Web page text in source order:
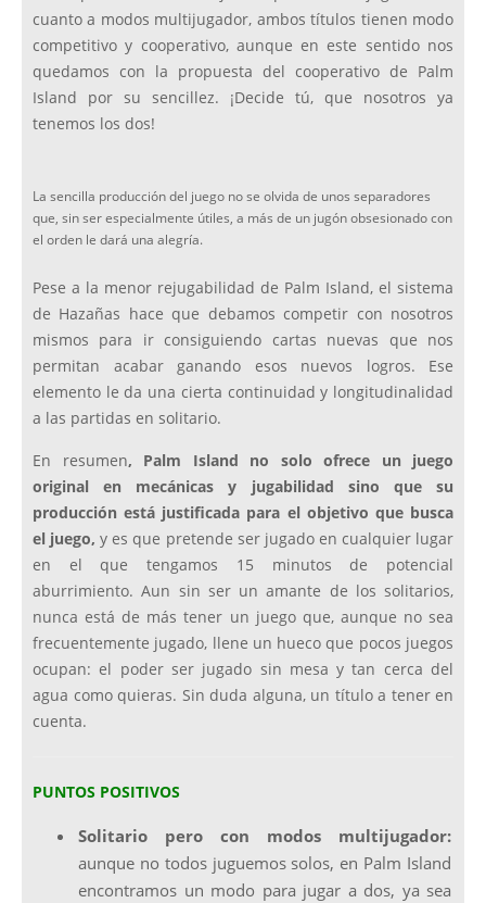
cuanto a modos multijugador, ambos títulos tienen modo
competitivo y cooperativo, aunque en este sentido nos
quedamos con la propuesta del cooperativo de Palm
Island por su sencillez. ¡Decide tú, que nosotros ya
tenemos los dos!
La sencilla producción del juego no se olvida de unos separadores
que, sin ser especialmente útiles, a más de un jugón obsesionado con
el orden le dará una alegría.
Pese a la menor rejugabilidad de Palm Island, el sistema
de Hazañas hace que debamos competir con nosotros
mismos para ir consiguiendo cartas nuevas que nos
permitan acabar ganando esos nuevos logros. Ese
elemento le da una cierta continuidad y longitudinalidad
a las partidas en solitario.
En resumen, Palm Island no solo ofrece un juego
original en mecánicas y jugabilidad sino que su
producción está justificada para el objetivo que busca
el juego, y es que pretende ser jugado en cualquier lugar
en el que tengamos 15 minutos de potencial
aburrimiento. Aun sin ser un amante de los solitarios,
nunca está de más tener un juego que, aunque no sea
frecuentemente jugado, llene un hueco que pocos juegos
ocupan: el poder ser jugado sin mesa y tan cerca del
agua como quieras. Sin duda alguna, un título a tener en
cuenta.
PUNTOS POSITIVOS
Solitario pero con modos multijugador:
aunque no todos juguemos solos, en Palm Island
encontramos un modo para jugar a dos, ya sea